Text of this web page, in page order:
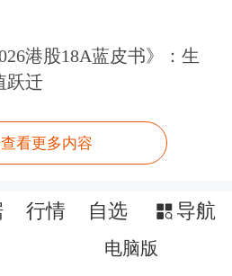
港股18A蓝皮书》：生
跃迁
看更多内容
行情 自选 导航
电脑版